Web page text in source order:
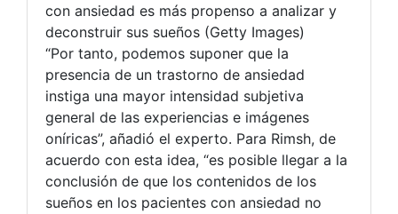
con ansiedad es más propenso a analizar y
deconstruir sus sueños (Getty Images)
“Por tanto, podemos suponer que la
presencia de un trastorno de ansiedad
instiga una mayor intensidad subjetiva
general de las experiencias e imágenes
oníricas”, añadió el experto. Para Rimsh, de
acuerdo con esta idea, “es posible llegar a la
conclusión de que los contenidos de los
sueños en los pacientes con ansiedad no